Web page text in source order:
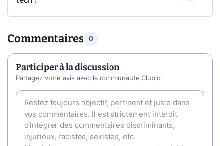
Commentaires 0
Participer à la discussion
Partagez votre avis avec la communauté Clubic.